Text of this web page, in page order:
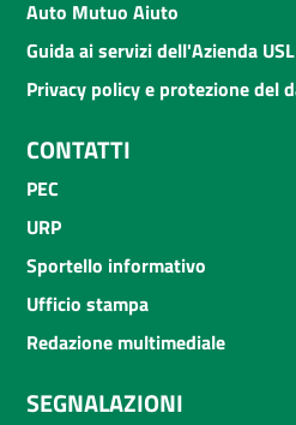
Auto Mutuo Aiuto
Guida ai servizi dell'Azienda
Privacy policy e protezione del
CONTATTI
PEC
URP
Sportello informativo
Ufficio stampa
Redazione multimediale
SEGNALAZIONI